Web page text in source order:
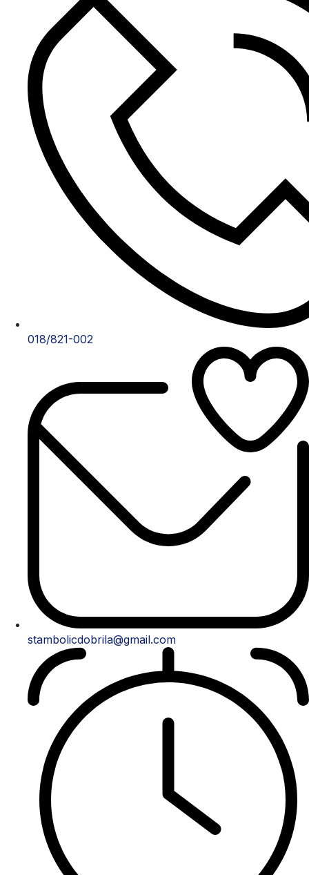
018/821-002
stambolicdobrila@gmail.com